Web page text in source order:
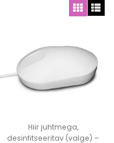
Hiir juhtmega,
desinfitseeritav (valge) –